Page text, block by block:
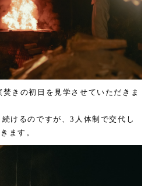
きの初日を見学させていただきま
けるのですが、3人体制で交代し
ます。